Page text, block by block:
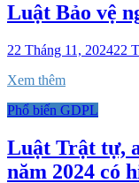
Luật Bảo vệ
22 Tháng 11, 202422
Xem thêm
Phổ biến GDPL
Luật Trật tự,
năm 2024 có